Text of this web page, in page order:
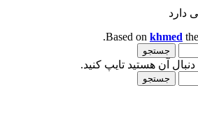
دارد
Based on khmed
.
جستجو
آن هستید تایپ کنید.
جستجو